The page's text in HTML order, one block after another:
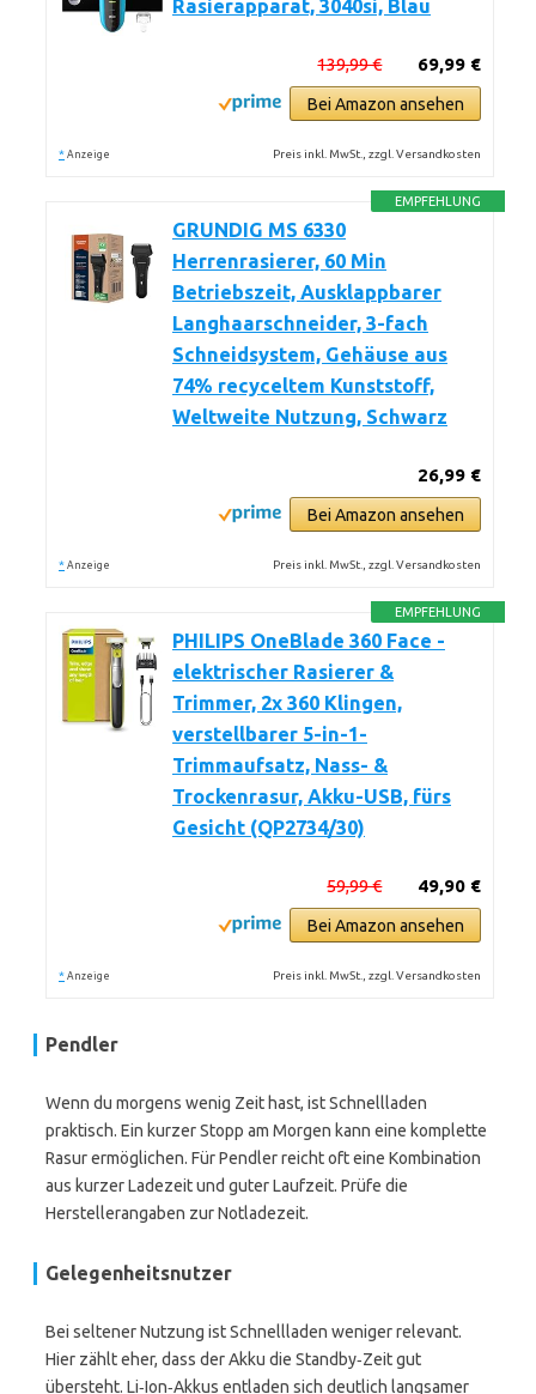
Rasierapparat, 3040si, Blau
69,99 €
139,99 €
Bei Amazon ansehen
* Anzeige Preis inkl. MwSt., zzgl. Versandkosten
EMPFEHLUNG
GRUNDIG MS 6330
Herrenrasierer, 60 Min
Betriebszeit, Ausklappbarer
Langhaarschneider, 3-fach
Schneidsystem, Gehäuse aus
74% recyceltem Kunststoff,
Weltweite Nutzung, Schwarz
26,99 €
Bei Amazon ansehen
* Anzeige Preis inkl. MwSt., zzgl. Versandkosten
EMPFEHLUNG
PHILIPS OneBlade 360 Face -
elektrischer Rasierer &
Trimmer, 2x 360 Klingen,
verstellbarer 5-in-1-
Trimmaufsatz, Nass- &
Trockenrasur, Akku-USB, fürs
Gesicht (QP2734/30)
49,90 €
59,99 €
Bei Amazon ansehen
* Anzeige Preis inkl. MwSt., zzgl. Versandkosten
Pendler
Wenn du morgens wenig Zeit hast, ist Schnellladen
praktisch. Ein kurzer Stopp am Morgen kann eine komplette
Rasur ermöglichen. Für Pendler reicht oft eine Kombination
aus kurzer Ladezeit und guter Laufzeit. Prüfe die
Herstellerangaben zur Notladezeit.
Gelegenheitsnutzer
Bei seltener Nutzung ist Schnellladen weniger relevant.
Hier zählt eher, dass der Akku die Standby‑Zeit gut
übersteht. Li‑Ion‑Akkus entladen sich deutlich langsamer